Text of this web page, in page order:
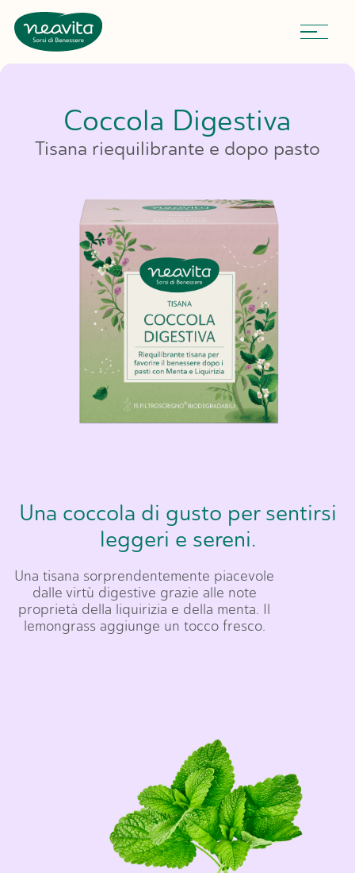
Neavita
Coccola Digestiva
Tisana riequilibrante e dopo pasto
Una coccola di gusto per sentirsi
leggeri e sereni.
Una tisana sorprendentemente piacevole
dalle virtù digestive grazie alle note
proprietà della liquirizia e della menta. Il
lemongrass aggiunge un tocco fresco.